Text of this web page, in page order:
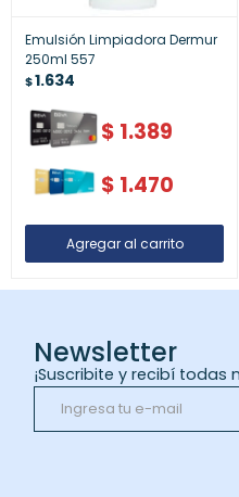
Emulsión Limpiadora Dermur
250ml 557
$1.634
$ 1.389
$ 1.470
Newsletter
¡Suscribite y recibí todas